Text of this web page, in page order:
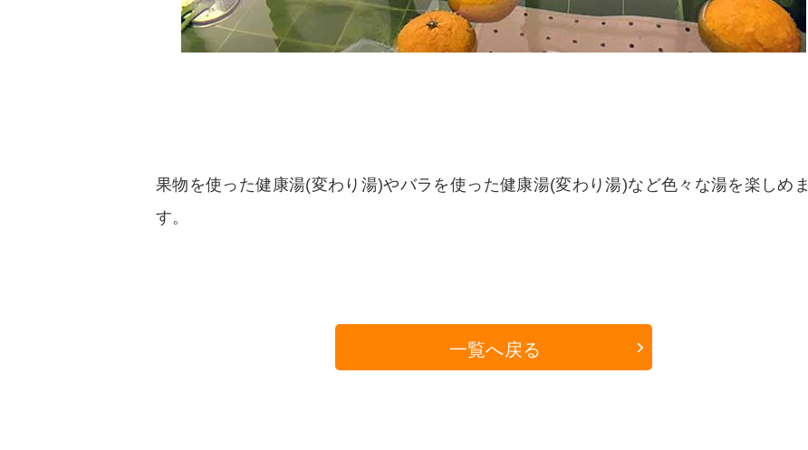
果物を使った健康湯(変わり湯)やバラを使った健康湯(変わり湯)など色々な湯を楽しめま
す。
一覧へ戻る